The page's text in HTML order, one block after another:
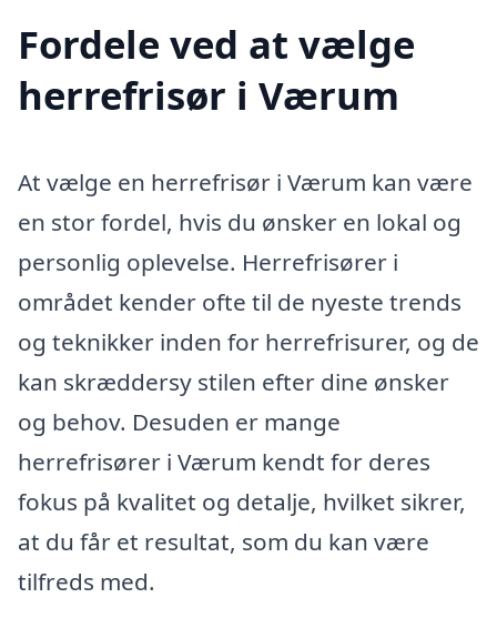
Fordele ved at vælge
herrefrisør i Værum
At vælge en herrefrisør i Værum kan være
en stor fordel, hvis du ønsker en lokal og
personlig oplevelse. Herrefrisører i
området kender ofte til de nyeste trends
og teknikker inden for herrefrisurer, og de
kan skræddersy stilen efter dine ønsker
og behov. Desuden er mange
herrefrisører i Værum kendt for deres
fokus på kvalitet og detalje, hvilket sikrer,
at du får et resultat, som du kan være
tilfreds med.